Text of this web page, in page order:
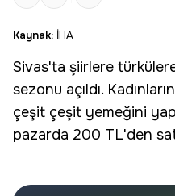
Kaynak: İHA
Sivas'ta şiirlere
sezonu açıldı.
çeşit çeşit yemeğini
pazarda 200 TL'den